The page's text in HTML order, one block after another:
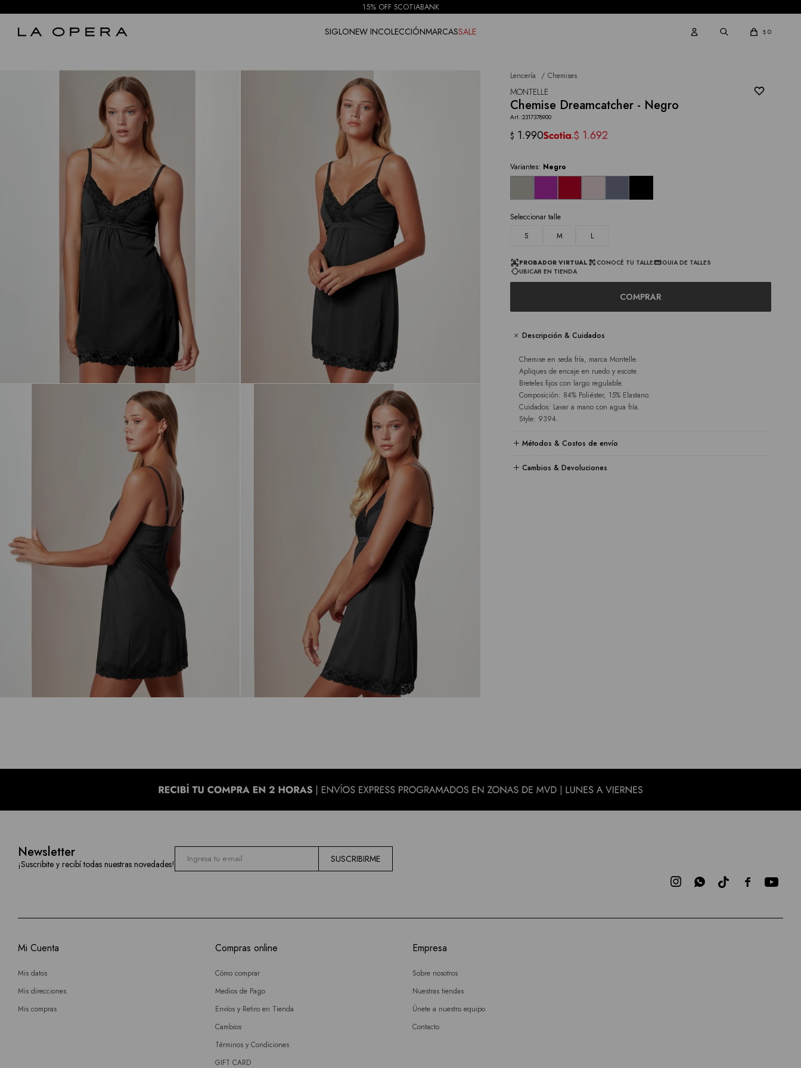
15% OFF SCOTIABANK
SIGLONEW INCOLECCIÓNMARCASSALE $ 0
Lencería Chemises
MONTELLE
Chemise Dreamcatcher - Negro
2317378900
$ 1.990 $ 1.692
Variantes: Negro
Seleccionar talle
S
M L
PROBADOR VIRTUAL CONOCÉ TU TALLE
GUIA DE TALLES
UBICAR EN TIENDA
COMPRAR
Descripción & Cuidados
Chemise en seda fría, marca Montelle.
Apliques de encaje en ruedo y escote.
Breteles fijos con largo regulable.
Composición: 84% Poliéster, 15% Elastano.
Cuidados: Lavar a mano con agua fría.
Style: 9394.
Métodos & Costos de envío
Cambios & Devoluciones
NOTIFICARME
Newsletter
¡Suscribite y recibí todas nuestras novedades! SUSCRIBIRME

 
Mi Cuenta
Mis datos
Mis direcciones
Mis compras
Compras online
Cómo comprar
Medios de Pago
Envíos y Retiro en Tienda
Cambios
Términos y Condiciones
GIFT CARD
Empresa
Sobre nosotros
Nuestras tiendas
Únete a nuestro equipo
Contacto